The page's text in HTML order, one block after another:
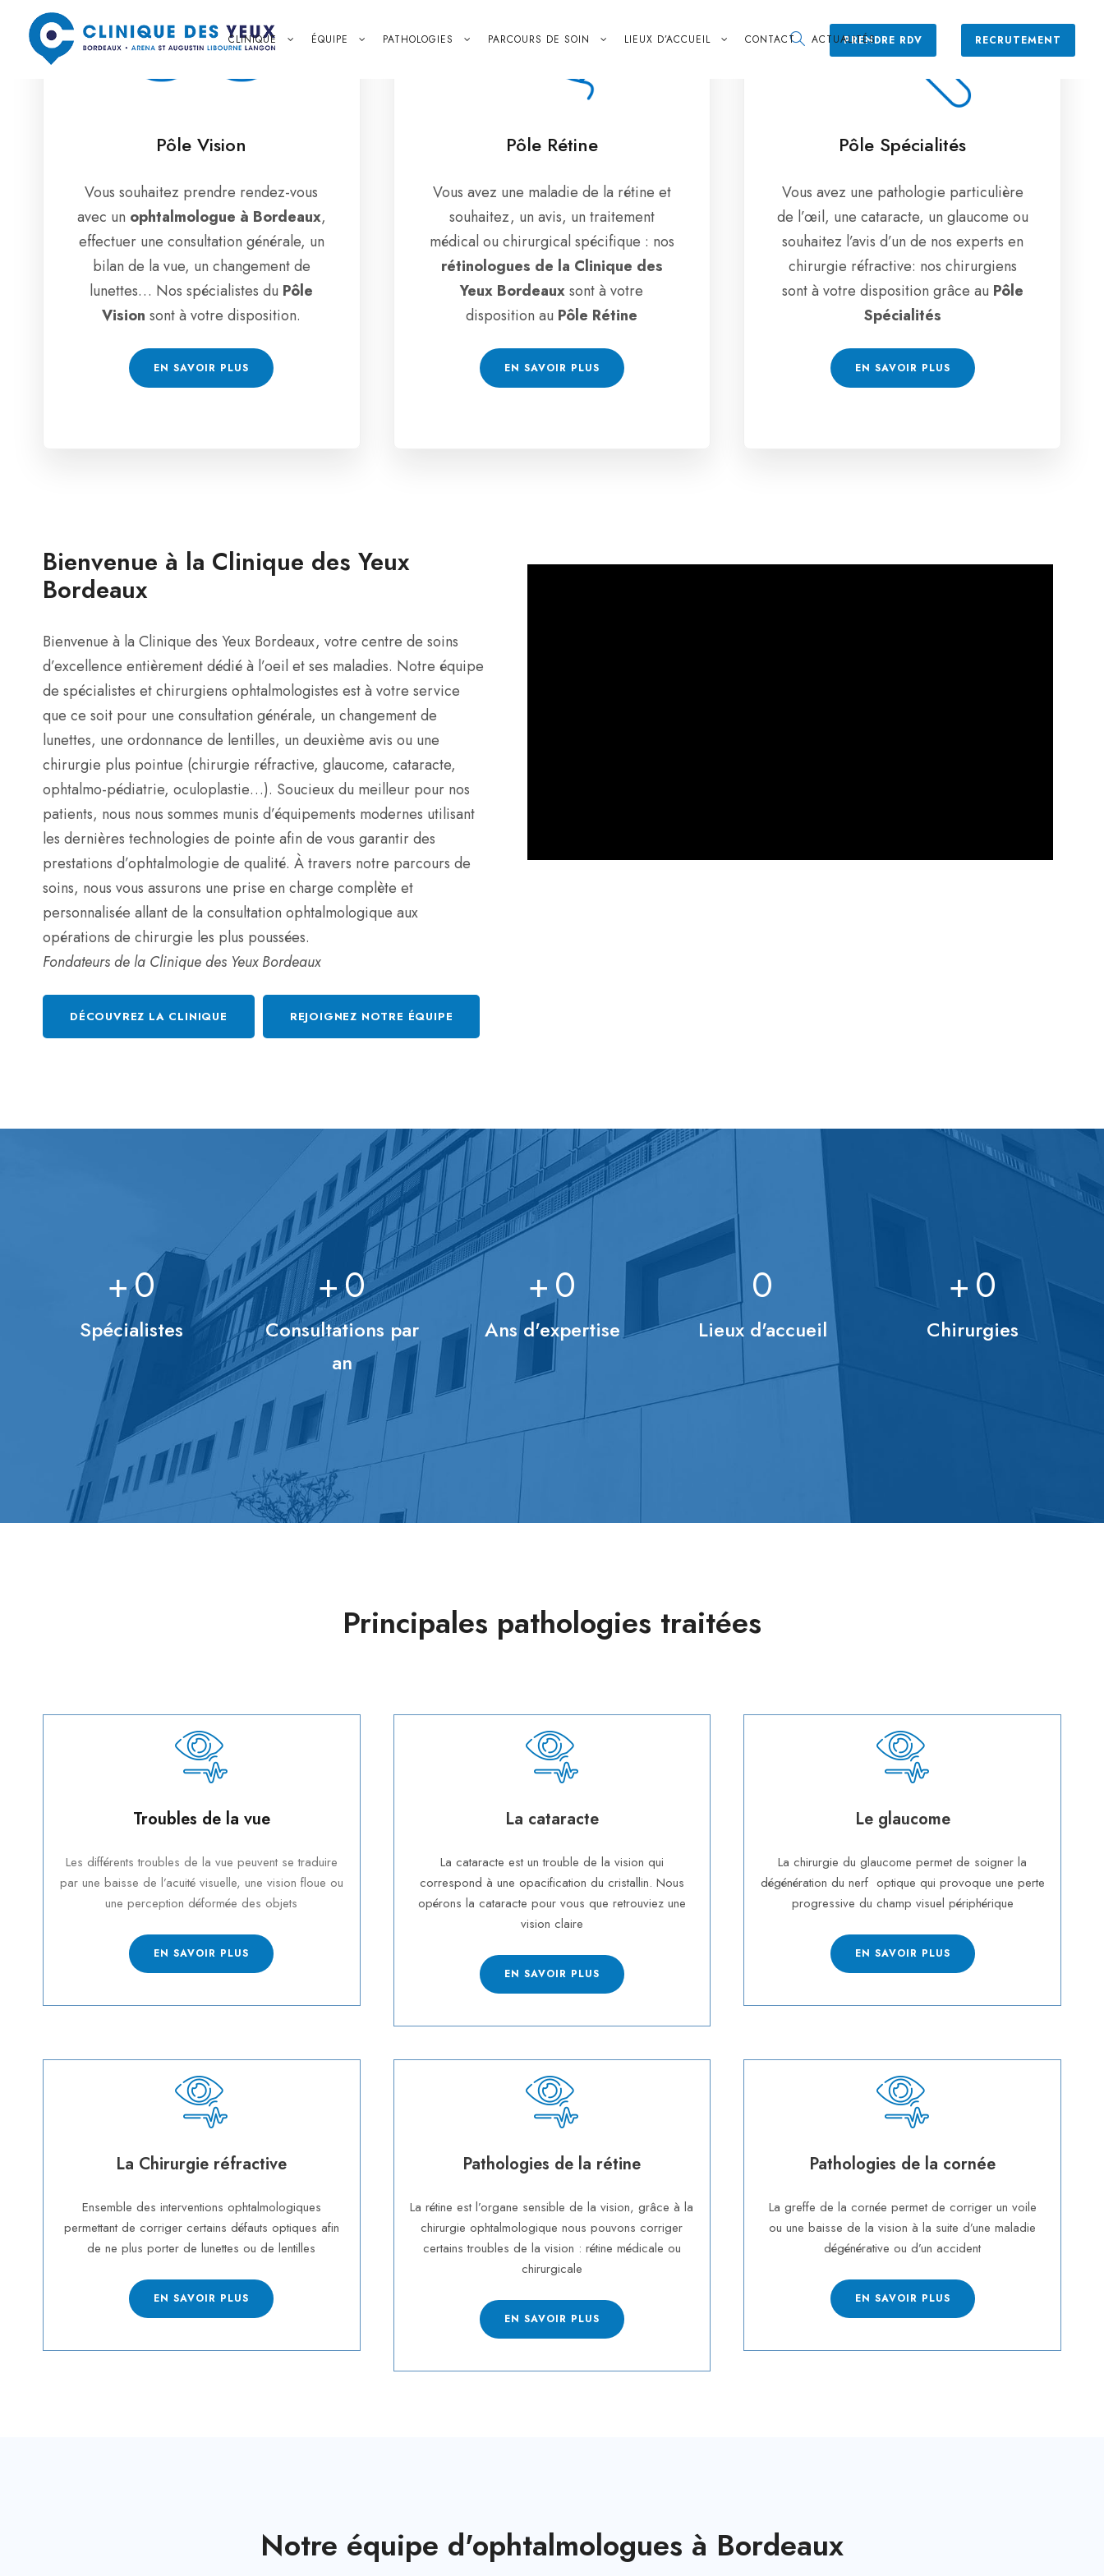
CLINIQUE ÉQUIPE PATHOLOGIES PARCOURS DE SOIN LIEUX D’ACCUEIL CONTACT ACTUALITÉSPRENDRE RDV RECRUTEMENT
Pôle Vision
Vous souhaitez prendre rendez-vous
avec un ophtalmologue à Bordeaux,
effectuer une consultation générale, un
bilan de la vue, un changement de
lunettes… Nos spécialistes du Pôle
Vision sont à votre disposition.
EN SAVOIR PLUS
Pôle Rétine
Vous avez une maladie de la rétine et
souhaitez, un avis, un traitement
médical ou chirurgical spécifique : nos
rétinologues de la Clinique des
Yeux Bordeauxsont à votre
disposition au Pôle Rétine
EN SAVOIR PLUS
Pôle Spécialités
Vous avez une pathologie particulière
de l’œil, une cataracte, un glaucome ou
souhaitez l’avis d’un de nos experts en
chirurgie réfractive: nos chirurgiens
sont à votre disposition grâce au Pôle
Spécialités
EN SAVOIR PLUS
Bienvenue à la Clinique des Yeux
Bordeaux
Bienvenue à la Clinique des Yeux Bordeaux, votre centre de soins
d’excellence entièrement dédié à l’oeil et ses maladies. Notre équipe
de spécialistes et chirurgiens ophtalmologistes est à votre service
que ce soit pour une consultation générale, un changement de
lunettes, une ordonnance de lentilles, un deuxième avis ou une
chirurgie plus pointue (chirurgie réfractive, glaucome, cataracte,
ophtalmo-pédiatrie, oculoplastie…). Soucieux du meilleur pour nos
patients, nous nous sommes munis d’équipements modernes utilisant
les dernières technologies de pointe afin de vous garantir des
prestations d’ophtalmologie de qualité. À travers notre parcours de
soins, nous vous assurons une prise en charge complète et
personnalisée allant de la consultation ophtalmologique aux
opérations de chirurgie les plus poussées.
Fondateurs de la Clinique des Yeux Bordeaux
DÉCOUVREZ LA CLINIQUE REJOIGNEZ NOTRE ÉQUIPE
+0
Spécialistes
+0
Consultations par
an
+0
Ans d'expertise
0
Lieux d'accueil
+0
Chirurgies
Principales pathologies traitées
Troubles de la vue
Les différents troubles de la vue peuvent se traduire
par une baisse de l’acuité visuelle, une vision floue ou
une perception déformée des objets
EN SAVOIR PLUS
La cataracte
La cataracte est un trouble de la vision qui
correspond à une opacification du cristallin. Nous
opérons la cataracte pour vous que retrouviez une
vision claire
EN SAVOIR PLUS
Le glaucome
La chirurgie du glaucome permet de soigner la
dégénération du nerf optique qui provoque une perte
progressive du champ visuel périphérique
EN SAVOIR PLUS
La Chirurgie réfractive
Ensemble des interventions ophtalmologiques
permettant de corriger certains défauts optiques afin
de ne plus porter de lunettes ou de lentilles
EN SAVOIR PLUS
Pathologies de la rétine
La rétine est l’organe sensible de la vision, grâce à la
chirurgie ophtalmologique nous pouvons corriger
certains troubles de la vision : rétine médicale ou
chirurgicale
EN SAVOIR PLUS
Pathologies de la cornée
La greffe de la cornée permet de corriger un voile
ou une baisse de la vision à la suite d’une maladie
dégénérative ou d’un accident
EN SAVOIR PLUS
Notre équipe d'ophtalmologues à Bordeaux